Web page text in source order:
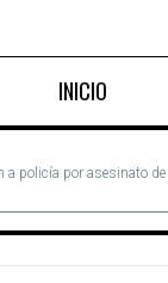
INICIO
a policía por asesinato